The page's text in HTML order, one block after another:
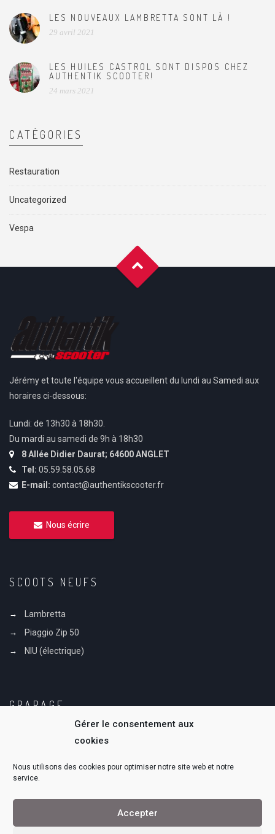
Gérer le consentement aux
cookies
Nous utilisons des cookies pour optimiser notre site web et notre
service.
Accepter
LES NOUVEAUX LAMBRETTA SONT LÀ !
29 avril 2021
LES HUILES CASTROL SONT DISPOS CHEZ
AUTHENTIK SCOOTER!
24 mars 2021
CATÉGORIES
Restauration
Uncategorized
Vespa
Jérémy et toute l'équipe vous accueillent du lundi au Samedi aux
horaires ci-dessous:
Lundi: de 13h30 à 18h30.
Du mardi au samedi de 9h à 18h30
8 Allée Didier Daurat; 64600 ANGLET
Tel: 05.59.58.05.68
E-mail: contact@authentikscooter.fr
Nous écrire
SCOOTS NEUFS
Lambretta
Piaggio Zip 50
NIU (électrique)
GRARAGE
Notre Histoire